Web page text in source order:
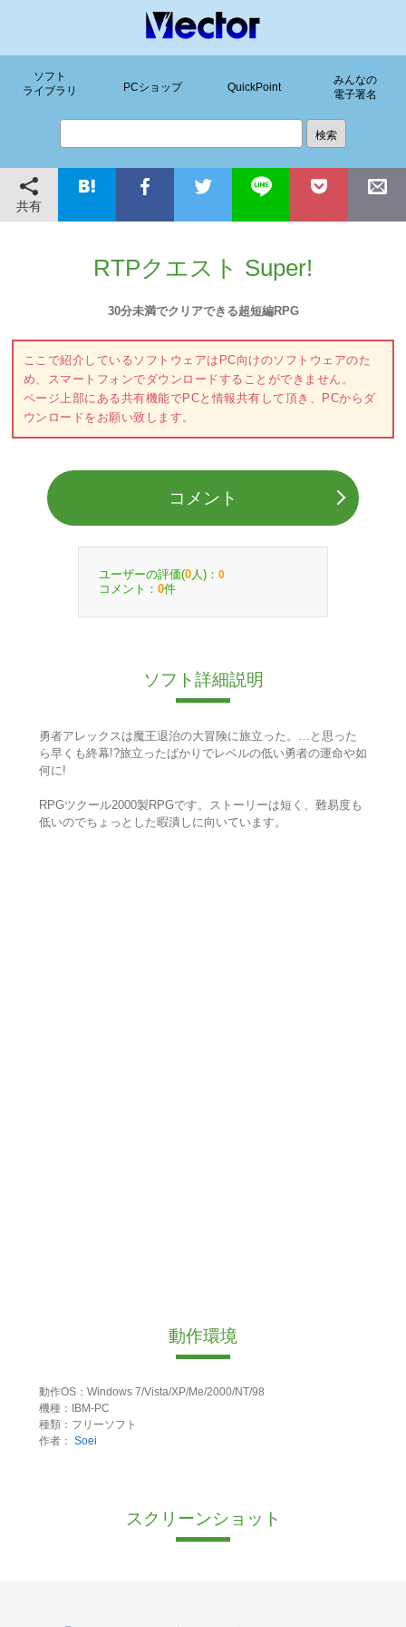
ソフト
ライブラリ
PCショップ QuickPoint
みんなの
電子署名
共有
RTPクエスト Super!
30分未満でクリアできる超短編RPG
ここで紹介しているソフトウェアはPC向けのソフトウェアのた
め、スマートフォンでダウンロードすることができません。
ページ上部にある共有機能でPCと情報共有して頂き、PCからダ
ウンロードをお願い致します。
コメント
ユーザーの評価(0 人)： 0
コメント： 0件
ソフト詳細説明
勇者アレックスは魔王退治の大冒険に旅立った。…と思った
ら早くも終幕!?旅立ったばかりでレベルの低い勇者の運命や如
何に!
RPGツクール2000製RPGです。ストーリーは短く、難易度も
低いのでちょっとした暇潰しに向いています。
動作環境
動作OS：Windows 7/Vista/XP/Me/2000/NT/98
機種：IBM-PC
種類：フリーソフト
作者： Soei
スクリーンショット